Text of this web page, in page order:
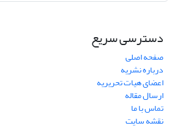
دسترسی سریع
صفحه اصلی
درباره نشریه
اعضای هیات تحریریه
ارسال مقاله
تماس با ما
نقشه سایت